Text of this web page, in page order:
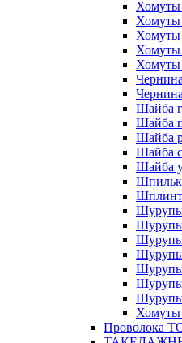
Хомуты
Хомуты
Хомуты
Хомуты
Хомуты
Шайба
Шайба
Шайба
Шайба
Шайба
Шурупы
Шурупы
Шурупы
Шурупы
Шурупы
Шурупы
Шурупы
Проволока